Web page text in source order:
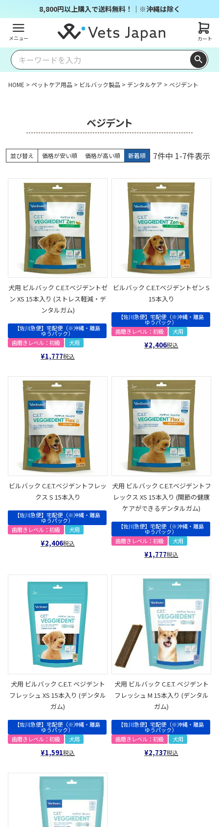
8,800円以上購入で送料無料！｜※沖縄は除く
メニュー カート
HOME ペットケア用品 ビルバック製品 デンタルケア ベジデント
ベジデント
並び替え 価格が安い順 価格が高い順 新着順 7件中 1-7件表示
犬用 ビルバック C.E.T.ベジデントゼ
ン XS 15本入り (ストレス軽減・デ
ンタルガム)
【佐川急便】宅配便（※沖縄・離島
ゆうパック）
歯磨きレベル：初級
犬用
¥1,777税込
ビルバック C.E.T.ベジデントゼン S
15本入り
【佐川急便】宅配便（※沖縄・離島
ゆうパック）
歯磨きレベル：初級
犬用
¥2,406税込
ビルバック C.E.T.ベジデントフレッ
クス S 15本入り
【佐川急便】宅配便（※沖縄・離島
ゆうパック）
歯磨きレベル：初級
犬用
¥2,406税込
犬用 ビルバック C.E.T.ベジデントフ
レックス XS 15本入り (関節の健康
ケアができるデンタルガム)
【佐川急便】宅配便（※沖縄・離島
ゆうパック）
歯磨きレベル：初級
犬用
¥1,777税込
犬用 ビルバック C.E.T. ベジデント
フレッシュ XS 15本入り (デンタル
ガム)
【佐川急便】宅配便（※沖縄・離島
ゆうパック）
歯磨きレベル：初級
犬用
¥1,591税込
犬用 ビルバック C.E.T. ベジデント
フレッシュ M 15本入り (デンタル
ガム)
【佐川急便】宅配便（※沖縄・離島
ゆうパック）
歯磨きレベル：初級
犬用
¥2,737税込